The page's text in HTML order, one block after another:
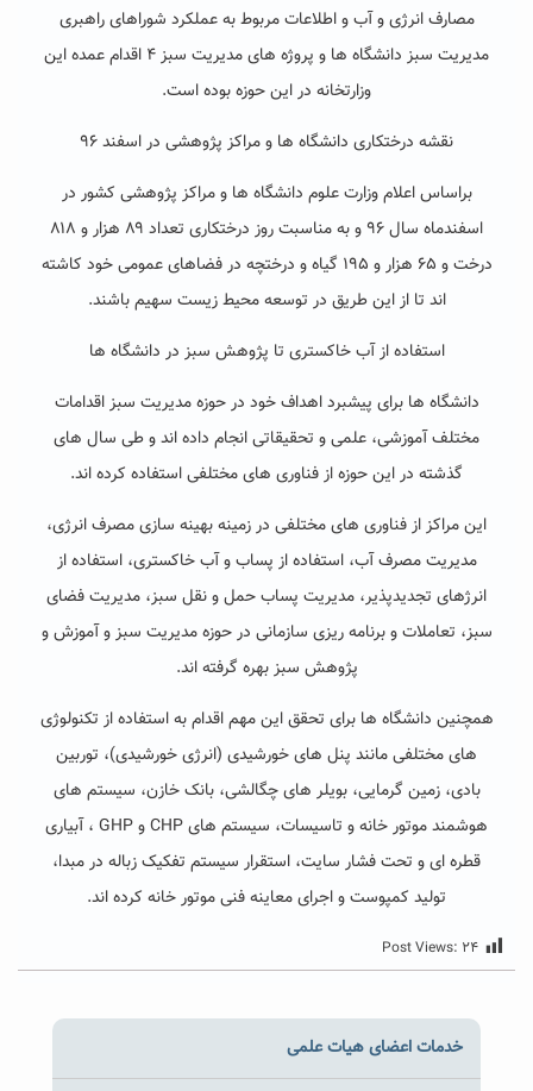
مصارف انرژی و آب و اطلاعات مربوط به عملکرد شوراهای راهبری
مدیریت سبز دانشگاه ها و پروژه های مدیریت سبز ۴ اقدام عمده این
وزارتخانه در این حوزه بوده است.
نقشه درختکاری دانشگاه ها و مراکز پژوهشی در اسفند ۹۶
براساس اعلام وزارت علوم دانشگاه ها و مراکز پژوهشی کشور در
اسفندماه سال ۹۶ و به مناسبت روز درختکاری تعداد ۸۹ هزار و ۸۱۸
درخت و ۶۵ هزار و ۱۹۵ گیاه و درختچه در فضاهای عمومی خود کاشته
اند تا از این طریق در توسعه محیط زیست سهیم باشند.
استفاده از آب خاکستری تا پژوهش سبز در دانشگاه ها
دانشگاه ها برای پیشبرد اهداف خود در حوزه مدیریت سبز اقدامات
مختلف آموزشی، علمی و تحقیقاتی انجام داده اند و طی سال های
گذشته در این حوزه از فناوری های مختلفی استفاده کرده اند.
این مراکز از فناوری های مختلفی در زمینه بهینه سازی مصرف انرژی،
مدیریت مصرف آب، استفاده از پساب و آب خاکستری، استفاده از
انرژهای تجدیدپذیر، مدیریت پساب حمل و نقل سبز، مدیریت فضای
سبز، تعاملات و برنامه ریزی سازمانی در حوزه مدیریت سبز و آموزش و
پژوهش سبز بهره گرفته اند.
همچنین دانشگاه ها برای تحقق این مهم اقدام به استفاده از تکنولوژی
های مختلفی مانند پنل های خورشیدی (انرژی خورشیدی)، توربین
بادی، زمین گرمایی، بویلر های چگالشی، بانک خازن، سیستم های
هوشمند موتور خانه و تاسیسات، سیستم های CHP و GHP ، آبیاری
قطره ای و تحت فشار سایت، استقرار سیستم تفکیک زباله در مبدا،
تولید کمپوست و اجرای معاینه فنی موتور خانه کرده اند.
Post Views: ۲۴
خدمات اعضای هیات علمی